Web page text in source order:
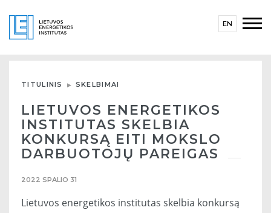
EN
TITULINIS SKELBIMAI
LIETUVOS ENERGETIKOS
INSTITUTAS SKELBIA
KONKURSĄ EITI MOKSLO
DARBUOTOJŲ PAREIGAS
2022 SPALIO 31
Lietuvos energetikos institutas skelbia konkursą